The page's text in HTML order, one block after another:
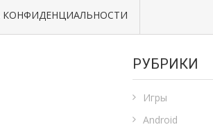
КОНФИДЕНЦИАЛЬНОСТИ
РУБРИКИ
Игры
Android